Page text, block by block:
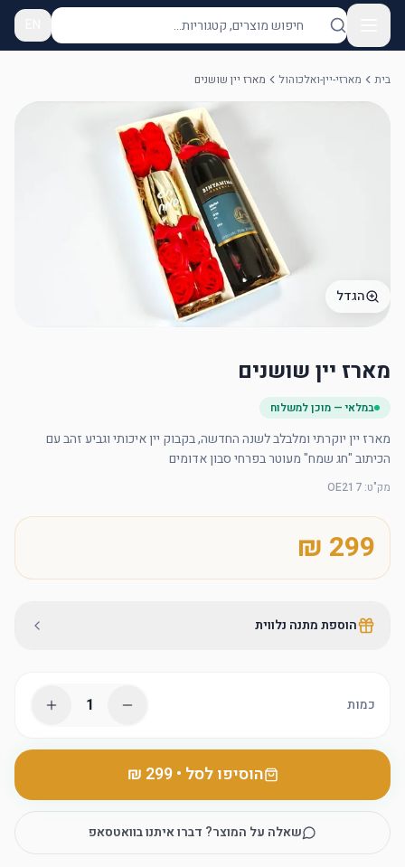
בית מארזי-יין-ואלכוהול מארז יין שושנים
הגדל
מארז יין שושנים
במלאי — מוכן למשלוח
הכיתוב "חג שמח" מעוטר בפרחי סבון אדומים
מק"ט:
OE217
הוספת מתנה נלווית
כמות 1
הוסיפו לסל •
‏299 ₪
שאלה על המוצר? דברו איתנו בוואטסאפ